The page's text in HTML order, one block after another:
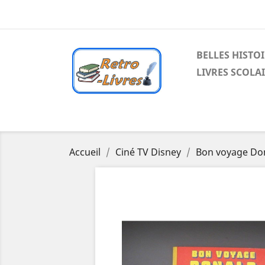
BELLES
LIVRES
Accueil Ciné TV Disney Bon voyage